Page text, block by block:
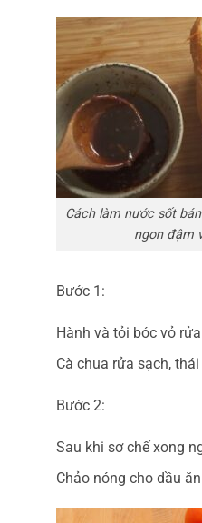
Cách làm nước sốt
ngon đậm
Bước 1:
Hành và tỏi bóc vỏ
Cà chua rửa sạch,
Bước 2:
Sau khi sơ chế xong
Chảo nóng cho dầu